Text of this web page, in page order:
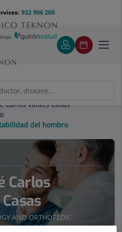
932 906 200
Carlos Valdés Casas
del hombro
Carlos
AND ORTHOPEDIC